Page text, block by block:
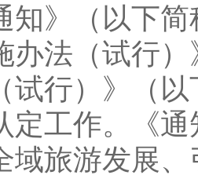
知》（以下
办法（试行
试行）》（
定工作。《
域旅游发展